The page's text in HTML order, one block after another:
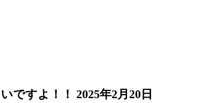
ですよ！！
2025年2月20日